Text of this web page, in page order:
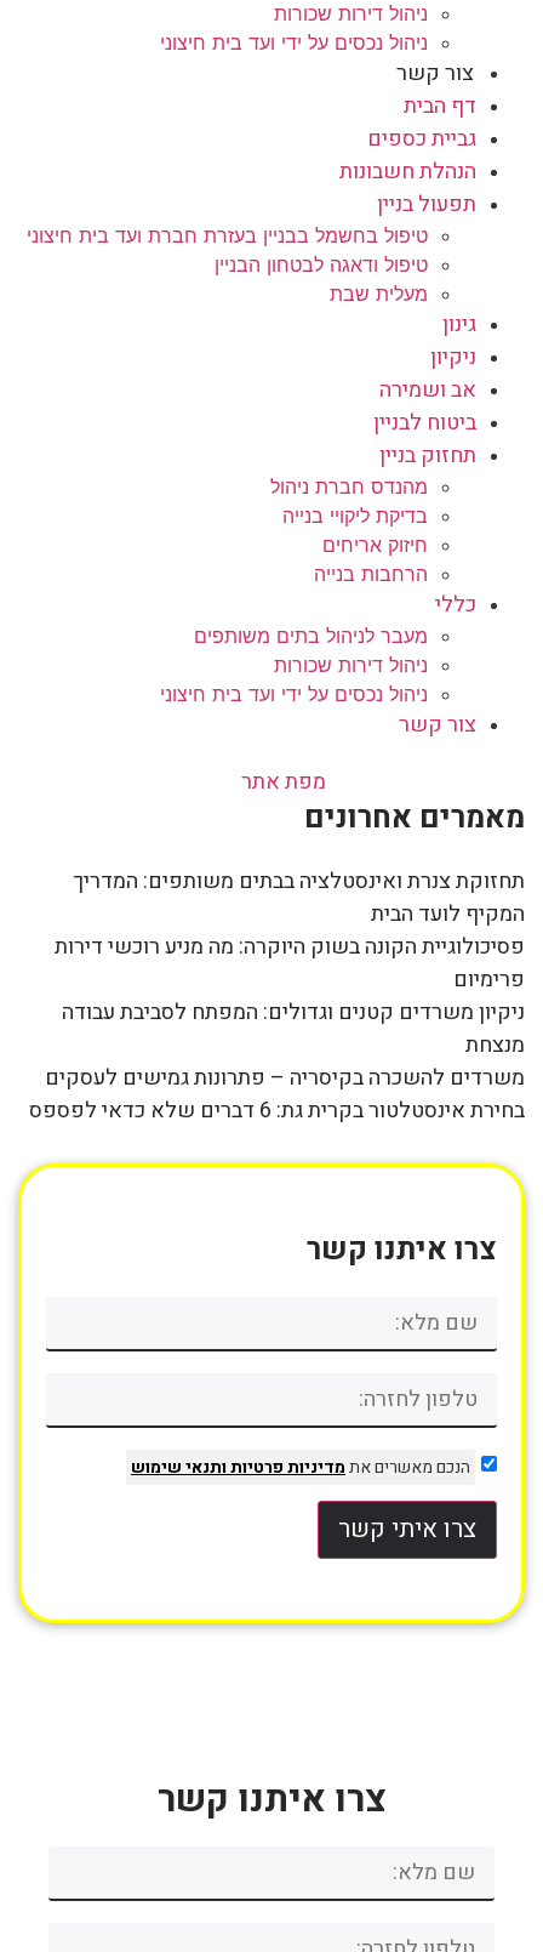
ניהול דירות שכורות
ניהול נכסים על ידי ועד בית חיצוני
צור קשר
דף הבית
גביית כספים
הנהלת חשבונות
תפעול בניין
טיפול בחשמל בבניין בעזרת חברת ועד בית חיצוני
טיפול ודאגה לבטחון הבניין
מעלית שבת
גינון
ניקיון
אב ושמירה
ביטוח לבניין
תחזוק בניין
מהנדס חברת ניהול
בדיקת ליקויי בנייה
חיזוק אריחים
הרחבות בנייה
כללי
מעבר לניהול בתים משותפים
ניהול דירות שכורות
ניהול נכסים על ידי ועד בית חיצוני
צור קשר
מפת אתר
מאמרים אחרונים
תחזוקת צנרת ואינסטלציה בבתים משותפים: המדריך
המקיף לועד הבית
פסיכולוגיית הקונה בשוק היוקרה: מה מניע רוכשי דירות
פרימיום
ניקיון משרדים קטנים וגדולים: המפתח לסביבת עבודה
מנצחת
משרדים להשכרה בקיסריה – פתרונות גמישים לעסקים
בחירת אינסטלטור בקרית גת: 6 דברים שלא כדאי לפספס
צרו איתנו קשר
הנכם מאשרים אתמדיניות פרטיותותנאי שימוש
צרו איתי קשר
צרו איתנו קשר